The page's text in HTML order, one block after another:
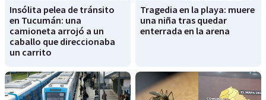
Insólita pelea de tránsito
en Tucumán: una
camioneta arrojó a un
caballo que direccionaba
un carrito
Tragedia en la playa: muere
una niña tras quedar
enterrada en la arena